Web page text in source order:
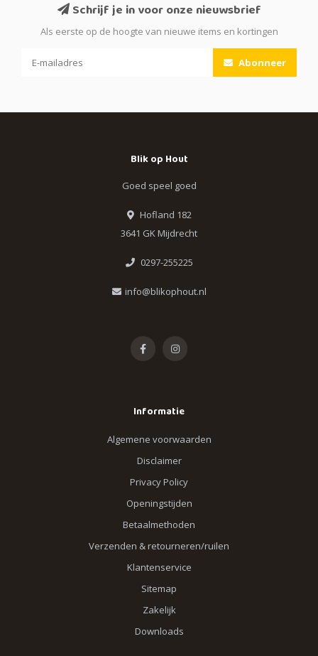
Schrijf je in voor onze nieuwsbrief
Als eerste op de hoogte van nieuwe items en kortingen
Abonneer
Blik op Hout
Goed speel goed
Hofland 182
3641 GK Mijdrecht
0297-255225
info@blikophout.nl
Informatie
Algemene voorwaarden
Disclaimer
Privacy Policy
Openingstijden
Betaalmethoden
Verzenden & retourneren/ruilen
Klantenservice
Sitemap
Zakelijk
Downloads